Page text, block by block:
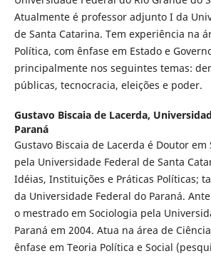
Atualmente é professor adjunto I da
de Santa Catarina. Tem experiência na
Política, com ênfase em Estado e
principalmente nos seguintes temas:
públicas, tecnocracia, eleições e poder.
Gustavo Biscaia de Lacerda,
Paraná
Gustavo Biscaia de Lacerda é Doutor em
pela Universidade Federal de Santa
Idéias, Instituições e Práticas Políticas;
da Universidade Federal do Paraná.
o mestrado em Sociologia pela
Paraná em 2004. Atua na área de
ênfase em Teoria Política e Social